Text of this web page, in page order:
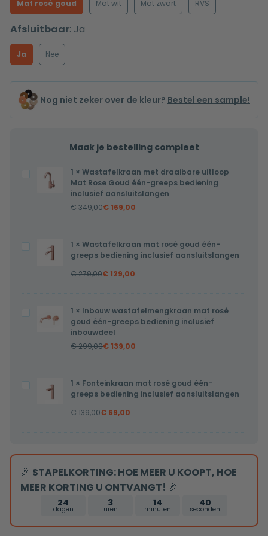
Mat rosé goud Mat wit Mat zwart RVS
Afsluitbaar: Ja
Ja Nee
Nog niet zeker over de kleur? Bestel een sample!
Maak je bestelling compleet
Wastafelkraan
met
draaibare
Rose
Goud
bediening
inclusief
aansluitslangen
1 × Wastafelkraan met draaibare uitloop
Mat Rose Goud één-greeps bediening
inclusief aansluitslangen
€349,00€ 169,00
Wastafelkraan
greeps
bediening
1 × Wastafelkraan mat rosé goud één-
greeps bediening inclusief aansluitslangen
€279,00€ 129,00
Inbouw
wastafelmengkraan
één-
greeps
bediening
1 × Inbouw wastafelmengkraan mat rosé
goud één-greeps bediening inclusief
inbouwdeel
€299,00€ 139,00
Fonteinkraan
bediening
inclusief
aansluitslangen
1 × Fonteinkraan mat rosé goud één-
greeps bediening inclusief aansluitslangen
€139,00€ 69,00
🎉 STAPELKORTING: HOE MEER U KOOPT, HOE
MEER KORTING U ONTVANGT! 🎉
24
dagen
3
uren
14
minuten
39
seconden